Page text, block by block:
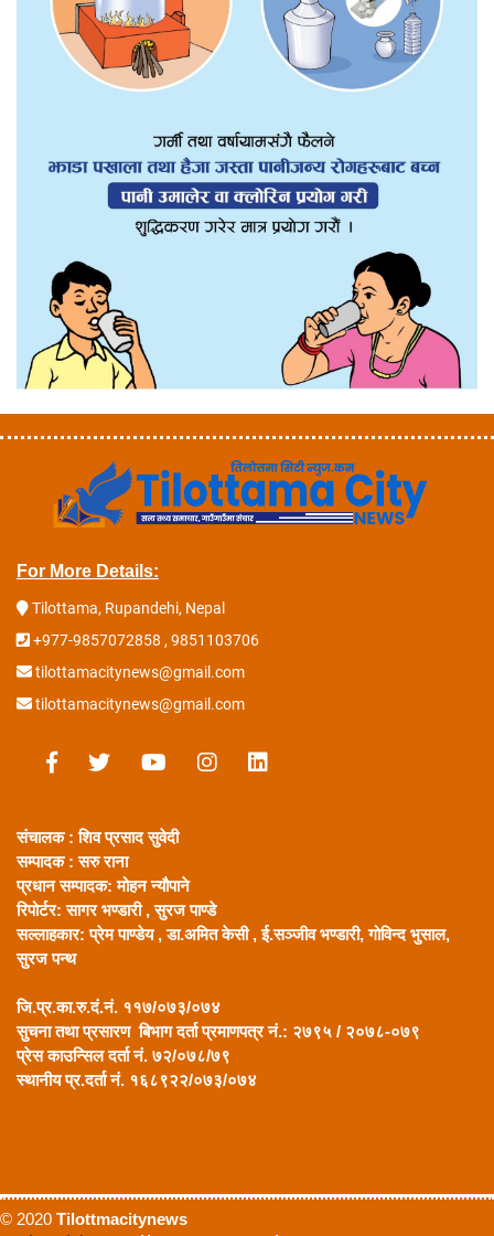
For More Details:
Tilottama, Rupandehi, Nepal
+977-9857072858 , 9851103706
tilottamacitynews@gmail.com
tilottamacitynews@gmail.com
संचालक : शिव प्रसाद सुवेदी
सम्पादक : सरु राना
प्रधान सम्पादक:मोहन न्यौपाने
रिपोर्टर: सागर भण्डारी , सुरज पाण्डे
सल्लाहकार:प्रेम पाण्डेय , डा.अमित केसी , ई.सञ्जीव भण्डारी, गोविन्द भुसाल,
सुरज पन्थ
जि.प्र.का.रु.दं.नं. ११७/०७३/०७४
सुचना तथा प्रसारण बिभाग दर्ता प्रमाणपत्र नं.: २७९५ / २०७८-०७९
प्रेस काउन्सिल दर्ता नं. ७२/०७८/७९
स्थानीय प्र.दर्ता नं. १६८९२२/०७३/०७४
© 2020 Tilottmacitynews